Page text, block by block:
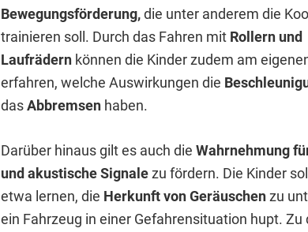
Bewegungsförderung,die unter anderem die
trainieren soll. Durch das Fahren mit Rollern und
Laufrädern können die Kinder zudem am
erfahren, welche Auswirkungen die
dasAbbremsen haben.
Darüber hinaus gilt es auch die Wahrnehmung
und akustische Signalezu fördern. Die Kinder
etwa lernen, die Herkunft von Geräuschenzu
ein Fahrzeug in einer Gefahrensituation hupt.